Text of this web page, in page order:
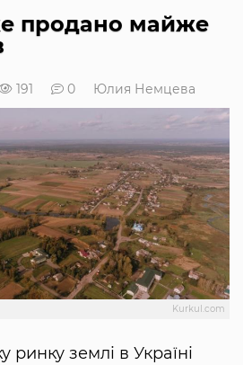
продано майже
191 0 Юлия Немцева
Kurkul.com
ринку землі в Україні